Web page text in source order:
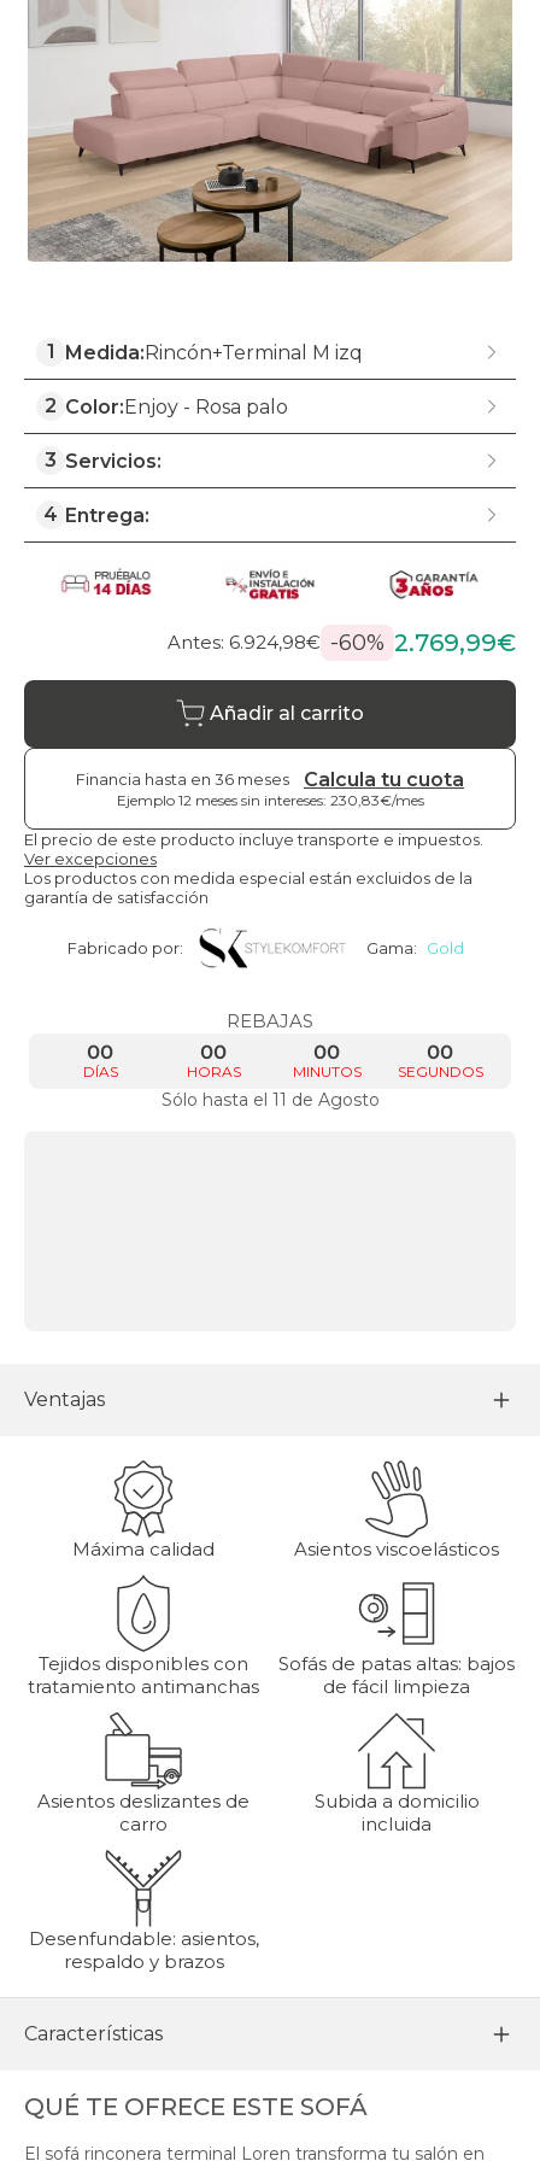
1 Medida:Rincón+Terminal M izq
2 Color:Enjoy - Rosa palo
3 Servicios:
4 Entrega:
Antes: 6.924,98€ -60% 2.769,99€
Añadir al carrito
Financia hasta en 36 meses Calcula tu cuota
Ejemplo 12 meses sin intereses: 230,83€/mes
El precio de este producto incluye transporte e impuestos.
Ver excepciones
Los productos con medida especial están excluidos de la
garantía de satisfacción
Fabricado por: Gama: Gold
REBAJAS
DÍAS
00
HORAS
00
MINUTOS
00
SEGUNDOS
00
Sólo hasta el 11 de Agosto
Ventajas
Máxima calidad Asientos viscoelásticos
Tejidos disponibles con
tratamiento antimanchas
Sofás de patas altas: bajos
de fácil limpieza
Asientos deslizantes de
carro
Subida a domicilio
incluida
Desenfundable: asientos,
respaldo y brazos
Características
QUÉ TE OFRECE ESTE SOFÁ
El sofá rinconera terminal Loren transforma tu salón en